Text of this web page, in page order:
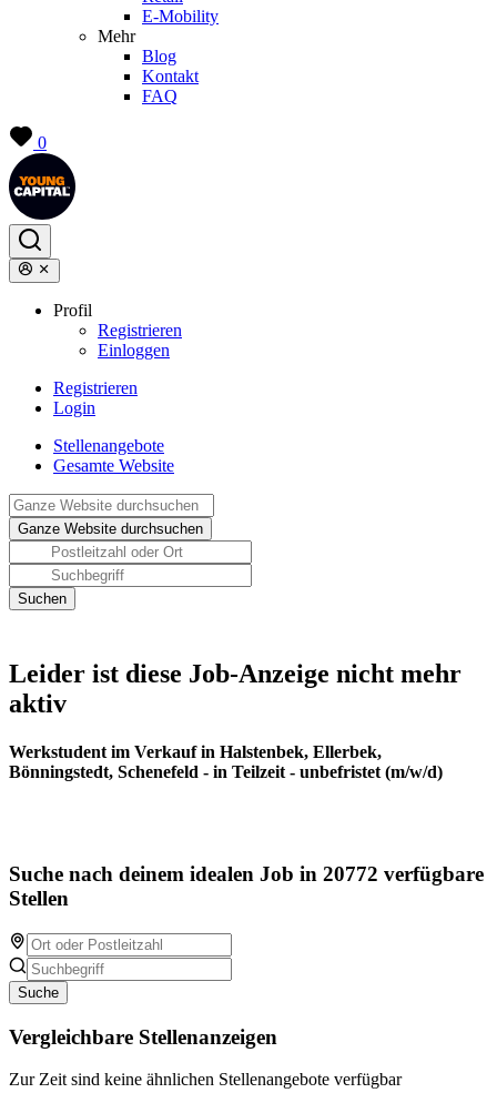
E-Mobility
Mehr
Blog
Kontakt
FAQ
0
Profil
Registrieren
Einloggen
Registrieren
Login
Stellenangebote
Gesamte Website
Leider ist diese Job-Anzeige nicht mehr
aktiv
Werkstudent im Verkauf in Halstenbek, Ellerbek,
Bönningstedt, Schenefeld - in Teilzeit - unbefristet (m/w/d)
Suche nach deinem idealen Job in 20772 verfügbare
Stellen
Suche
Vergleichbare Stellenanzeigen
Zur Zeit sind keine ähnlichen Stellenangebote verfügbar